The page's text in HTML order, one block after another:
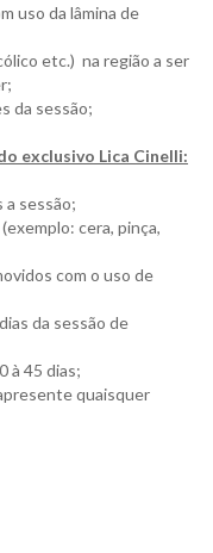
uso da lâmina de
etc.) na região a ser
da sessão;
exclusivo Lica Cinelli:
a sessão;
cera, pinça,
com o uso de
da sessão de
à 45 dias;
quaisquer